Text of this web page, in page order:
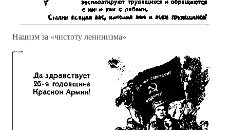
Нацизм за «чистоту ленинизма»